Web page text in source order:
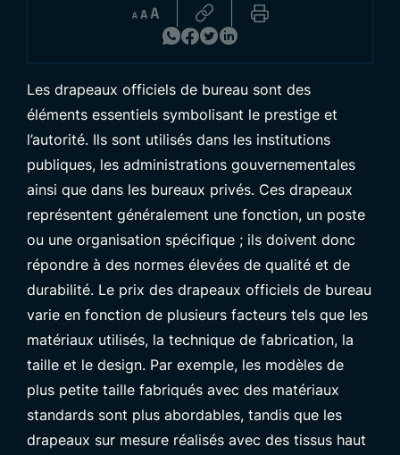
Les drapeaux officiels de bureau sont des
éléments essentiels symbolisant le prestige et
l’autorité. Ils sont utilisés dans les institutions
publiques, les administrations gouvernementales
ainsi que dans les bureaux privés. Ces drapeaux
représentent généralement une fonction, un poste
ou une organisation spécifique ; ils doivent donc
répondre à des normes élevées de qualité et de
durabilité. Le prix des drapeaux officiels de bureau
varie en fonction de plusieurs facteurs tels que les
matériaux utilisés, la technique de fabrication, la
taille et le design. Par exemple, les modèles de
plus petite taille fabriqués avec des matériaux
standards sont plus abordables, tandis que les
drapeaux sur mesure réalisés avec des tissus haut
Découvrez nos Produits